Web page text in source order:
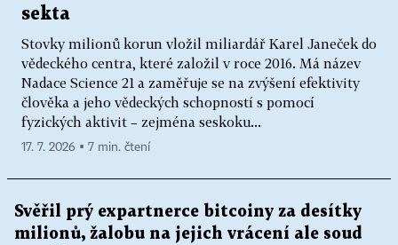
sekta
Stovky milionů korun vložil miliardář Karel Janeček do
vědeckého centra, které založil v roce 2016. Má název
Nadace Science 21 a zaměřuje se na zvýšení efektivity
člověka a jeho vědeckých schopností s pomocí
fyzických aktivit – zejména seskoku...
17. 7. 2026 ▪ 7 min. čtení
Svěřil prý expartnerce bitcoiny za desítky
milionů, žalobu na jejich vrácení ale soud